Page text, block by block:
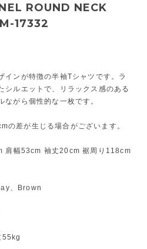
ROUND NECK
17332
インが特徴の半袖Tシャツです。ラ
シルエットで、リラックス感のある
がら個性的な一枚です。
差が生じる場合がございます。
肩幅53cm 袖丈20cm 裾周り118cm
、Brown
55kg